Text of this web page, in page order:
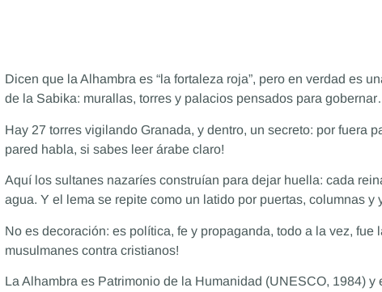
Dicen que la Alhambra es “la fortaleza roja”, pero en verdad es
de la Sabika: murallas, torres y palacios pensados para
Hay 27 torres vigilando Granada, y dentro, un secreto: por fuera
pared habla, si sabes leer árabe claro!
Aquí los sultanes nazaríes construían para dejar huella: cada
agua. Y el lema se repite como un latido por puertas, columnas y
No es decoración: es política, fe y propaganda, todo a la vez, fue
musulmanes contra cristianos!
La Alhambra es Patrimonio de la Humanidad (UNESCO, 1984) y